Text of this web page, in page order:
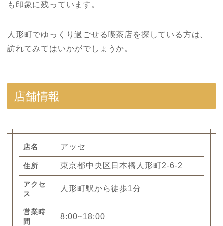
も印象に残っています。
人形町でゆっくり過ごせる喫茶店を探している方は、
訪れてみてはいかがでしょうか。
店舗情報
店名 アッセ
住所 東京都中央区日本橋人形町2-6-2
アクセ
ス
人形町駅から徒歩1分
営業時
間
8:00~18:00